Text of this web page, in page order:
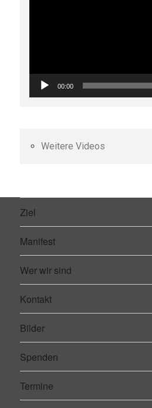
00:00
Weitere Videos
Ziel
Manifest
Wer wir sind
Kontakt
Bilder
Spenden
Termine